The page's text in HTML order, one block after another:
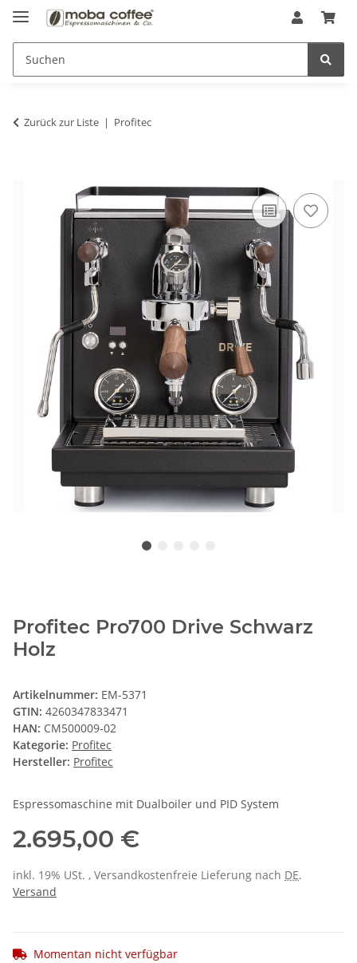
Zurück zur Liste Profitec
Profitec Pro700 Drive Schwarz
Holz
Artikelnummer: EM-5371
GTIN: 4260347833471
HAN: CM500009-02
Kategorie: Profitec
Hersteller: Profitec
Espressomaschine mit Dualboiler und PID System
2.695,00 €
inkl. 19% USt. , Versandkostenfreie Lieferung nach DE.
Versand
Momentan nicht verfügbar